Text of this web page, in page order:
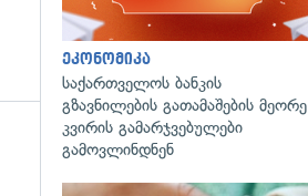
ეკონომიკა
საქართველოს ბანკის
გზავნილების გათამაშების მეორე
კვირის გამარჯვებულები
გამოვლინდნენ